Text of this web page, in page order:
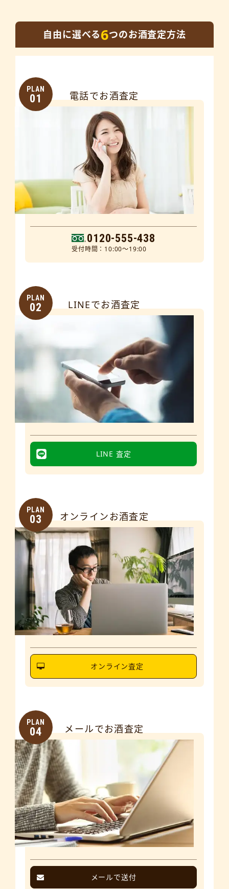
自由に選べる6つのお酒査定方法
PLAN
01 電話でお酒査定
0120-555-438
受付時間：10:00～19:00
PLAN
02 LINEでお酒査定
LINE 査定
PLAN
03 オンラインお酒査定
オンライン査定
PLAN
04 メールでお酒査定
メールで送付